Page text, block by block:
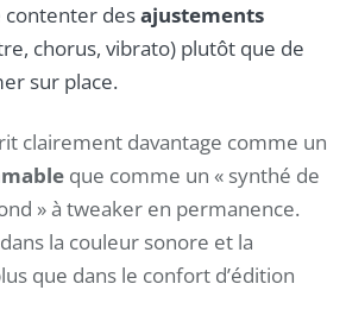
contenter desajustements
chorus, vibrato) plutôt que de
sur place.
clairement davantage comme un
que comme un « synthé de
» à tweaker en permanence.
la couleur sonore et la
que dans le confort d’édition